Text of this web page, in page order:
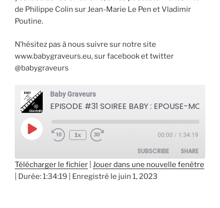
de Philippe Colin sur Jean-Marie Le Pen et Vladimir
Poutine.
N’hésitez pas à nous suivre sur notre site
www.babygraveurs.eu, sur facebook et twitter
@babygraveurs
Baby Graveurs
Play
Episode
1x 00:00 / 1:34:19
SUBSCRIBE SHARE
SHARE
Télécharger le fichier Jouer dans une nouvelle fenêtre
Durée: 1:34:19 Enregistré le juin 1, 2023